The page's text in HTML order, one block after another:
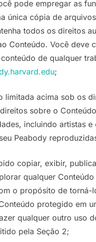
pode empregar as
única cópia de
todos os direitos
Conteúdo. Você deve
de qualquer
;
limitada acima sob os
sobre o
incluindo artistas
Peabody
copiar, exibir,
qualquer
o propósito de torná-
protegido em
qualquer outro uso
pela Seção 2;